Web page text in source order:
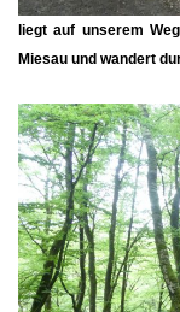
liegt auf unserem
Miesau und wandert